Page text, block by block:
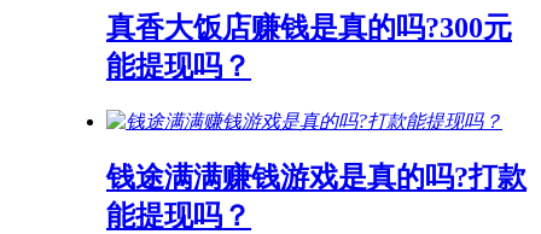
真香大饭店赚钱是真的吗?300元
能提现吗？
钱途满满赚钱游戏是真的吗?打款
能提现吗？